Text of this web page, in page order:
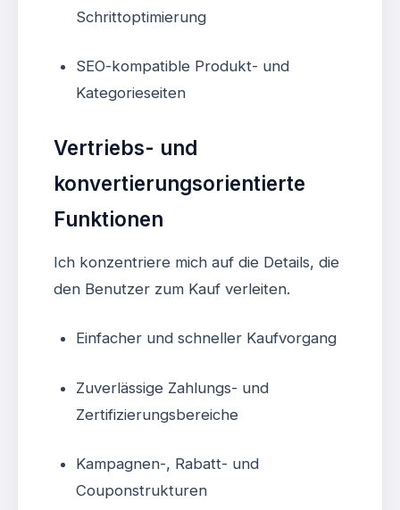
Schrittoptimierung
SEO-kompatible Produkt- und
Kategorieseiten
Vertriebs- und
konvertierungsorientierte
Funktionen
Ich konzentriere mich auf die Details, die
den Benutzer zum Kauf verleiten.
Einfacher und schneller Kaufvorgang
Zuverlässige Zahlungs- und
Zertifizierungsbereiche
Kampagnen-, Rabatt- und
Couponstrukturen